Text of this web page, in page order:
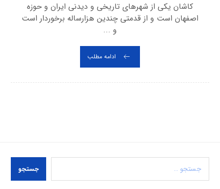
کاشان یکی از شهرهای تاریخی و دیدنی ایران و حوزه
اصفهان است و از قدمتی چندین هزارساله برخوردار است
و ...
ادامه مطلب
جستجو